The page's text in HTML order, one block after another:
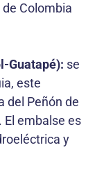
Colombia
Guatapé): se
este
del Peñón de
El embalse es
y